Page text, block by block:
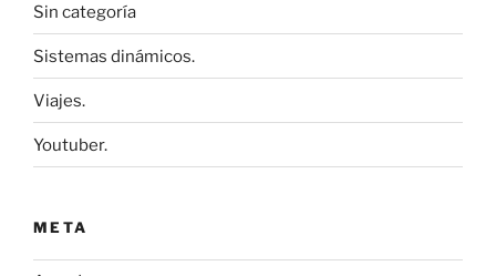
Sin categoría
Sistemas dinámicos.
Viajes.
Youtuber.
META